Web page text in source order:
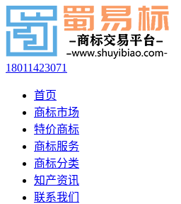
18011423071
首页
商标市场
特价商标
商标服务
商标分类
知产资讯
联系我们